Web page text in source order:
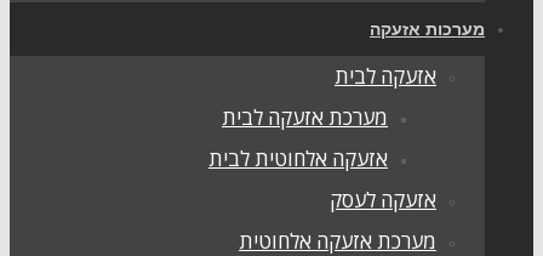
אזעקה
אזעקה לבית
מערכת אזעקה לבית
אזעקה אלחוטית לבית
אזעקה לעסק
מערכת אזעקה אלחוטית